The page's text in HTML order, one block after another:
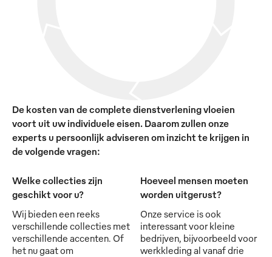
De kosten van de complete dienstverlening vloeien
voort uit uw individuele eisen. Daarom zullen onze
experts u persoonlijk adviseren om inzicht te krijgen in
de volgende vragen:
Welke collecties zijn
geschikt voor u?
Wij bieden een reeks
verschillende collecties met
verschillende accenten. Of
het nu gaat om
Hoeveel mensen moeten
worden uitgerust?
Onze service is ook
interessant voor kleine
bedrijven, bijvoorbeeld voor
werkkleding al vanaf drie